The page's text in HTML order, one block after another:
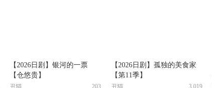
【2026日剧】银河的一票
【仓悠贵】
203
丑猫
【2026日剧】孤独的美食家
【第11季】
3,019
丑猫